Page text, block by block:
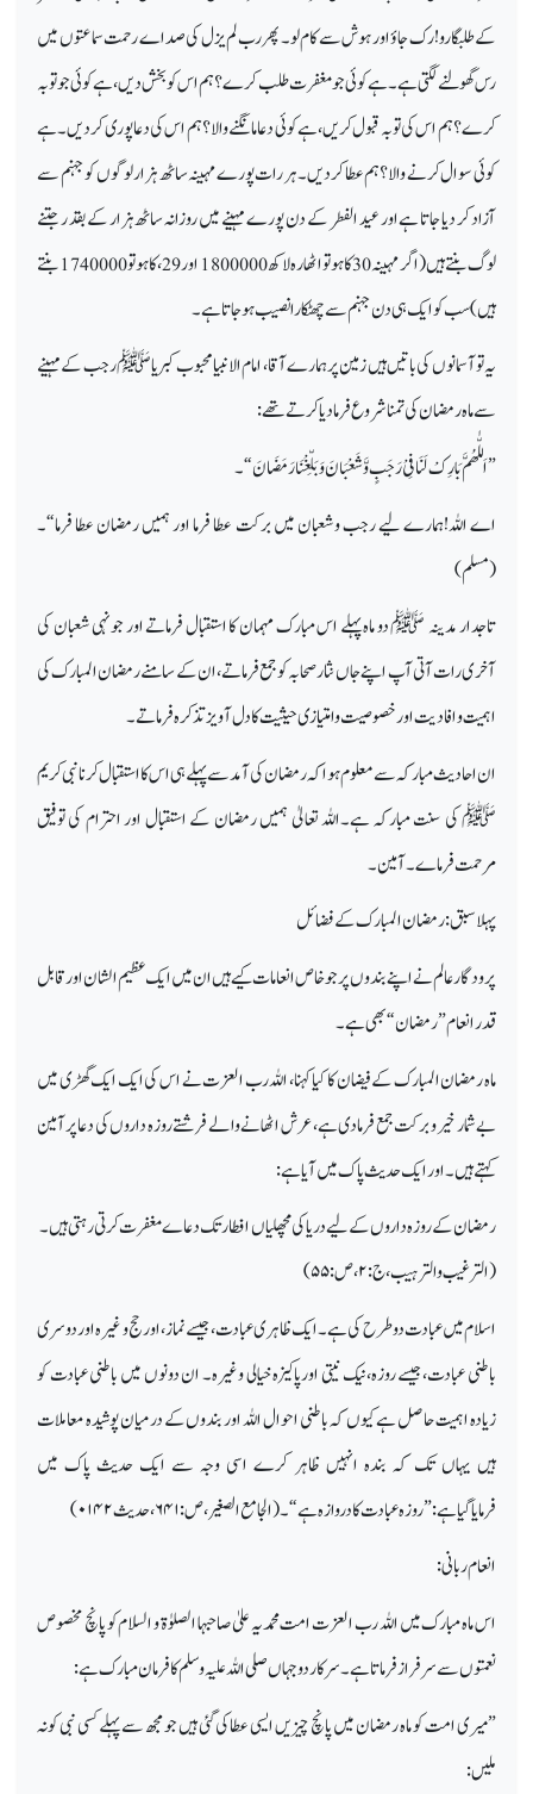
کے طلبگارو!رک جاؤ اور ہوش سے کام لو۔ پھر رب لم یزل کی صداے رحمت سماعتوں میں
رس گھولنے لگتی ہے۔ ہے کوئی جو مغفرت طلب کرے؟ ہم اس کو بخش دیں،ہے کوئی جو توبہ
کرے؟ ہم اس کی توبہ قبول کریں، ہے کوئی دعا مانگنے والا؟ہم اس کی دعاپوری کردیں۔ ہے
کوئی سوال کرنے والا؟ہم عطا کردیں۔ ہر رات پورے مہینہ ساٹھ ہزار لوگوں کو جہنم سے
آزاد کر دیا جاتا ہے اور عید الفطر کے دن پورے مہینے میں روزانہ ساٹھ ہزار کے بقد ر جتنے
لوگ بنتے ہیں (اگر مہینہ 30 کا ہوتواٹھارہ لاکھ 1800000 اور 29،کا ہوتو1740000بنتے
ہیں) سب کو ایک ہی دن جہنم سے چھٹکارا نصیب ہوجاتا ہے۔
یہ توآسمانوں کی باتیں ہیں زمین پر ہمارے آقا، امام الانبیا محبوب کبریا ﷺرجب کے مہینے
سے ماہ رمضان کی تمنا شروع فرمادیا کرتے تھے:
”اَللّٰھُمَّ بَارِکْ لَنَا فِیْ رَجَبٍ وَّشَعْبَانَ وَ بَلِّغْنَا رَمَضَانَ“۔
اے اللہ!ہمارے لیے رجب وشعبان میں برکت عطا فرما اور ہمیں رمضان عطا فرما“۔
(مسلم )
تاجدار مدینہ ﷺ دو ماہ پہلے اس مبارک مہمان کا استقبال فرماتے اور جونہی شعبان کی
آخری رات آتی آپ اپنے جاں نثار صحابہ کو جمع فرماتے،ان کے سامنے رمضان المبارک کی
اہمیت و افادیت اور خصوصیت وامتیازی حیثیت کا دل آویز تذکرہ فرماتے۔
ان احادیث مبارکہ سے معلوم ہواکہ رمضان کی آمد سے پہلے ہی اس کا استقبال کرنا نبی کریم
ﷺ کی سنت مبارکہ ہے۔اللہ تعالیٰ ہمیں رمضان کے استقبال اور احترام کی توفیق
مرحمت فرماے۔آمین۔
پہلا سبق : رمضان المبارک کے فضائل
پرودگار عالم نے اپنے بندوں پر جو خاص انعامات کیے ہیں ان میں ایک عظیم الشان اور قابل
قدر انعام”رمضان“ بھی ہے۔
ماہ رمضان المبارک کے فیضان کا کیا کہنا، اللہ رب العزت نے اس کی ایک ایک گھڑی میں
بے شمار خیر و برکت جمع فرمادی ہے، عرش اٹھانے والے فرشتے روزہ داروں کی دعاپر آمین
کہتے ہیں۔اور ایک حدیث پاک میں آیاہے:
رمضان کے روزہ داروں کے لیے دریا کی مچھلیاں افطار تک دعاے مغفرت کرتی رہتی ہیں۔
(الترغیب وا لترہیب،ج:۲،ص:۵۵)
اسلام میں عبادت دو طرح کی ہے۔ ایک ظاہری عبادت،جیسے نماز، اورحج و غیرہ او ر دوسری
باطنی عبادت،جیسے روزہ،نیک نیتی اورپاکیزہ خیالی وغیرہ۔ ان دونوں میں باطنی عبادت کو
زیادہ اہمیت حاصل ہے کیوں کہ باطنی احوال اللہ اور بندوں کے درمیان پوشیدہ معاملات
ہیں یہاں تک کہ بندہ انہیں ظاہر کرے اسی وجہ سے ایک حدیث پاک میں
فرمایاگیاہے:”روزہ عبادت کا دروازہ ہے“۔ ( ا لجامع الصغیر، ص:۶۴۱، حدیث۰۱۴۲)
انعام ربانی:
اس ماہ مبارک میں اللہ رب العزت امت محمدیہ علیٰ صاحبہا الصلوٰۃ و السلام کو پانچ مخصوص
نعمتوں سے سرفرازفرماتا ہے۔ سرکار دوجہاں صلی اللہ علیہ و سلم کا فرما ن مبارک ہے:
”میری امت کو ماہ رمضان میں پانچ چیزیں ایسی عطا کی گئی ہیں جو مجھ سے پہلے کسی نبی کونہ
ملیں: